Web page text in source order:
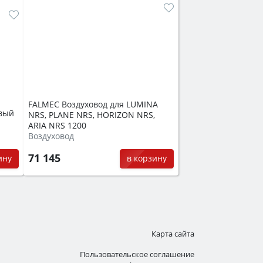
FALMEC Воздуховод для LUMINA
NRS, PLANE NRS, HORIZON NRS,
ARIA NRS 1200
Воздуховод
71 145 в корзину
Карта сайта
Пользовательское соглашение